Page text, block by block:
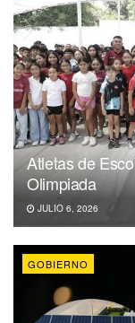
Atletas de
Olimpiada
JULIO 6, 2026
GOBIERNO